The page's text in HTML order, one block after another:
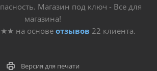
Магазин под ключ - Все для
магазина!
на основе отзывов 22 клиента.
Версия для печати